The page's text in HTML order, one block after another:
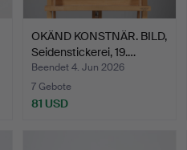
OKÄND KONSTNÄR. BILD,
Seidenstickerei, 19.…
Beendet 4. Jun 2026
7 Gebote
81 USD